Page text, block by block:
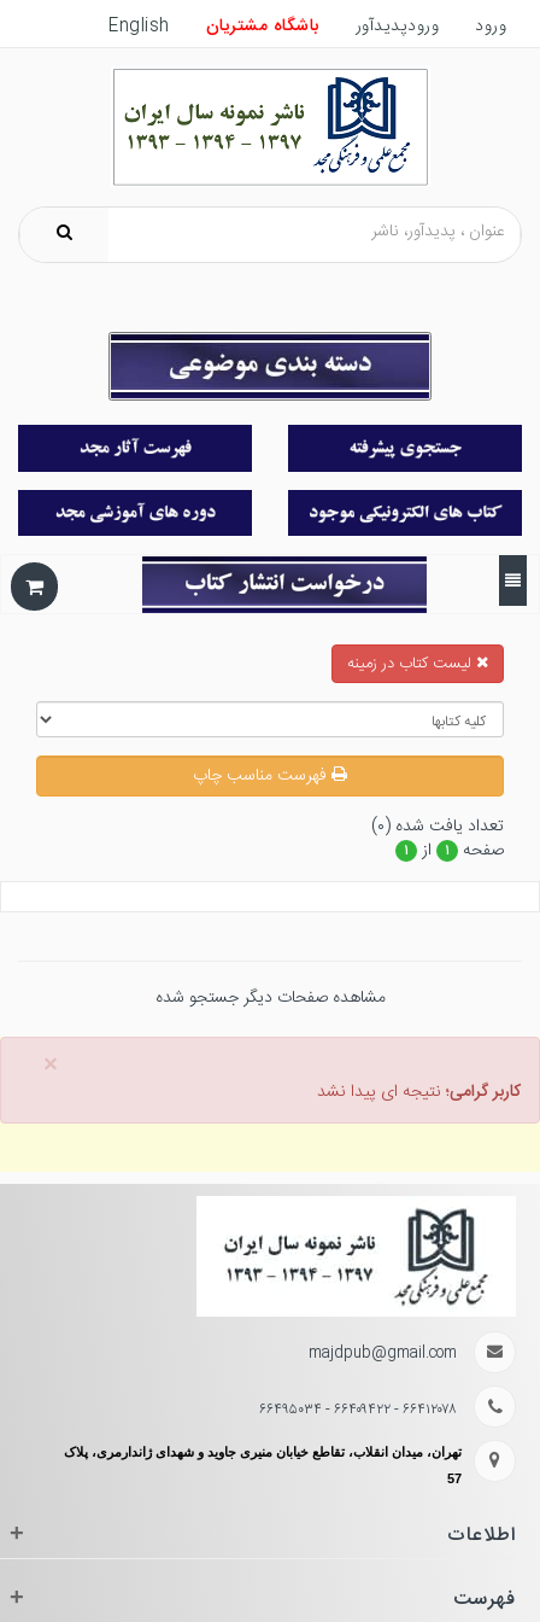
ورود ورودپدیدآور باشگاه مشتریان English
ليست كتاب در زمينه
فهرست مناسب چاپ
تعداد يافت شده (۰)
صفحه
۱ از ۱
مشاهده صفحات دیگر جستجو شده
×
کاربر گرامی؛ نتیجه ای پیدا نشد
majdpub@gmail.com
۶۶۴۱۲۰۷۸ - ۶۶۴۰۹۴۲۲ - ۶۶۴۹۵۰۳۴
تهران، میدان انقلاب، تقاطع خیابان منیری جاوید و شهدای ژاندارمری، پلاک
57
اطلاعات +
فهرست +